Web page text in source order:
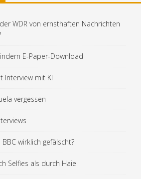
WDR von ernsthaften Nachrichten
E-Paper-Download
Interview mit KI
vergessen
wirklich gefälscht?
Selfies als durch Haie